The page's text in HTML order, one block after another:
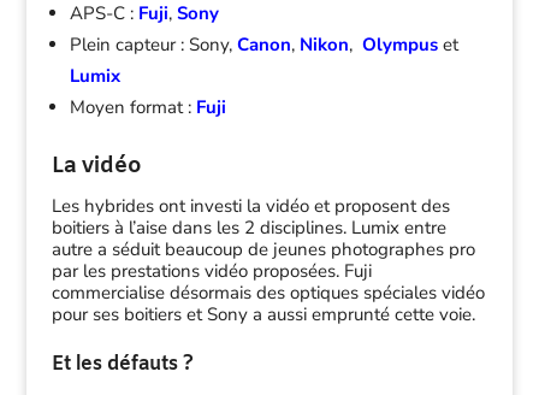
APS-C : Fuji, Sony
Plein capteur : Sony, Canon, Nikon, Olympuset
Lumix
Moyen format : Fuji
La vidéo
Les hybrides ont investi la vidéo et proposent des
boitiers à l’aise dans les 2 disciplines. Lumix entre
autre a séduit beaucoup de jeunes photographes pro
par les prestations vidéo proposées. Fuji
commercialise désormais des optiques spéciales vidéo
pour ses boitiers et Sony a aussi emprunté cette voie.
Et les défauts ?